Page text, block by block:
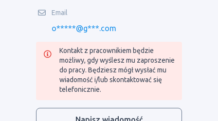
Email
o*****@g***.com
Kontakt z pracownikiem będzie
możliwy, gdy wyślesz mu zaproszenie
do pracy. Będziesz mógł wysłać mu
wiadomość i/lub skontaktować się
telefonicznie.